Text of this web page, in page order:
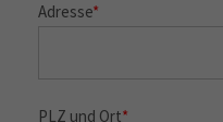
Adresse*
PLZ und Ort*